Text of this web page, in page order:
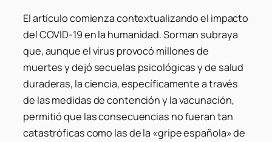
El artículo comienza contextualizando el impacto
del COVID-19 en la humanidad. Sorman subraya
que, aunque el virus provocó millones de
muertes y dejó secuelas psicológicas y de salud
duraderas, la ciencia, específicamente a través
de las medidas de contención y la vacunación,
permitió que las consecuencias no fueran tan
catastróficas como las de la «gripe española» de